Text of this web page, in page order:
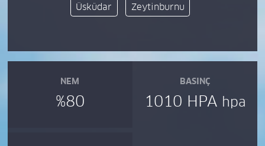
Üsküdar Zeytinburnu
NEM
%80
BASINÇ
1010 HPA hpa